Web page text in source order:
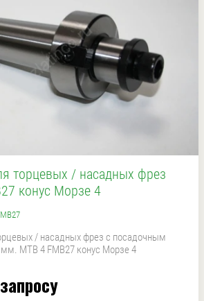
торцевых / насадных фрез
конус Морзе 4
/ насадных фрез с посадочным
MTB 4 FMB27 конус Морзе 4